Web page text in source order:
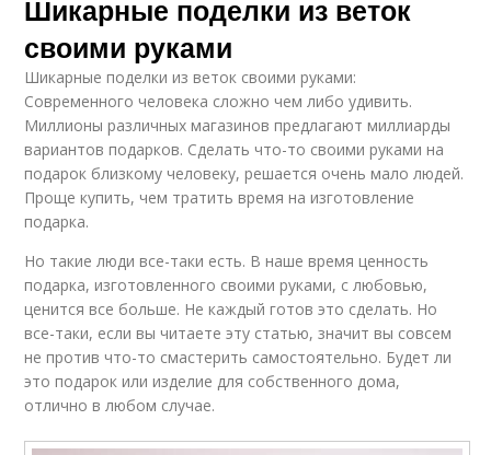
Шикарные поделки из веток
своими руками
Шикарные поделки из веток своими руками:
Современного человека сложно чем либо удивить.
Миллионы различных магазинов предлагают миллиарды
вариантов подарков. Сделать что-то своими руками на
подарок близкому человеку, решается очень мало людей.
Проще купить, чем тратить время на изготовление
подарка.
Но такие люди все-таки есть. В наше время ценность
подарка, изготовленного своими руками, с любовью,
ценится все больше. Не каждый готов это сделать. Но
все-таки, если вы читаете эту статью, значит вы совсем
не против что-то смастерить самостоятельно. Будет ли
это подарок или изделие для собственного дома,
отлично в любом случае.